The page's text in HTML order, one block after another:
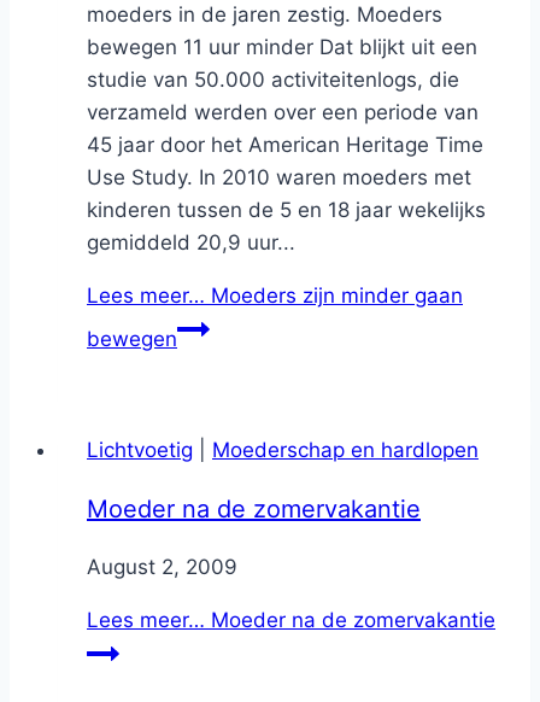
moeders in de jaren zestig. Moeders
bewegen 11 uur minder Dat blijkt uit een
studie van 50.000 activiteitenlogs, die
verzameld werden over een periode van
45 jaar door het American Heritage Time
Use Study. In 2010 waren moeders met
kinderen tussen de 5 en 18 jaar wekelijks
gemiddeld 20,9 uur...
Lees meer… Moeders zijn minder gaan
bewegen
Lichtvoetig Moederschap en hardlopen
Moeder na de zomervakantie
ByNicole
August 2, 2009
Lees meer… Moeder na de zomervakantie